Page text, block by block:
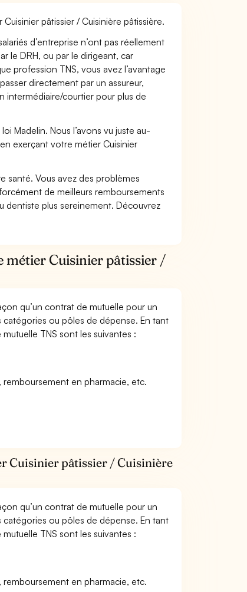
pâtissier / Cuisinière pâtissière.
d’entreprise n’ont pas réellement
le DRH, ou par le dirigeant, car
profession TNS, vous avez l’avantage
directement par un assureur,
intermédiaire/courtier pour plus de
Madelin. Nous l’avons vu juste au-
exerçant votre métier Cuisinier
santé. Vous avez des problèmes
de meilleurs remboursements
dentiste plus sereinement. Découvrez
métier Cuisinier pâtissier /
qu’un contrat de mutuelle pour un
catégories ou pôles de dépense. En tant
TNS sont les suivantes :
remboursement en pharmacie, etc.
Cuisinier pâtissier / Cuisinière
qu’un contrat de mutuelle pour un
catégories ou pôles de dépense. En tant
TNS sont les suivantes :
remboursement en pharmacie, etc.